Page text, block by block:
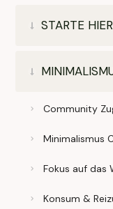
STARTE HIER
Community
Minimalismus
Fokus auf das
Konsum &